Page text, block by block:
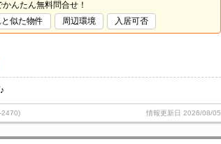
んたん無料問合せ！
と似た物件 周辺環境 入居可否
2470) 情報更新日 2026/08/05